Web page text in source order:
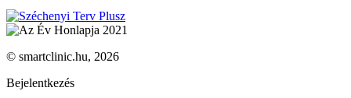
© smartclinic.hu, 2026
Bejelentkezés